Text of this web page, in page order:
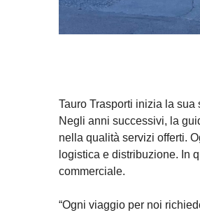
Tauro Trasporti inizia la
Negli anni successivi, la
nella qualità servizi offerti.
logistica e distribuzione. In
commerciale.
“Ogni viaggio per noi